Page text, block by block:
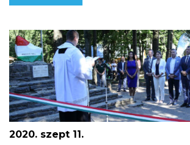
rövidebb túrát […]
2020. szept 11.